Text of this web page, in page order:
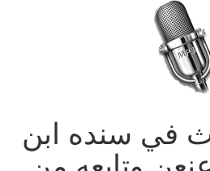
في سنده ابن